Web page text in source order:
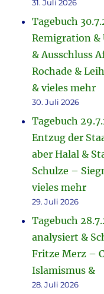
31. Juli 2026
Tagebuch
Remigration &
& Ausschluss
Rochade &
& vieles mehr
30. Juli 2026
Tagebuch
Entzug der
aber Halal &
Schulze –
vieles mehr
29. Juli 2026
Tagebuch
analysiert &
Fritze Merz –
Islamismus &
28. Juli 2026